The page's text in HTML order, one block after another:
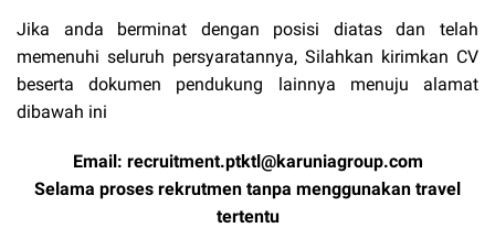
Jika anda berminat dengan posisi diatas dan telah
memenuhi seluruh persyaratannya, Silahkan kirimkan CV
beserta dokumen pendukung lainnya menuju alamat
dibawah ini
Email: recruitment.ptktl@karuniagroup.com
Selama proses rekrutmen tanpa menggunakan travel
tertentu